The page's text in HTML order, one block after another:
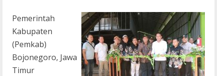
Pemerintah
Kabupaten
(Pemkab)
Bojonegoro, Jawa
Timur